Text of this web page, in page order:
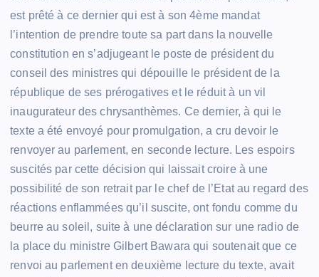
est prêté à ce dernier qui est à son 4ème mandat
l’intention de prendre toute sa part dans la nouvelle
constitution en s’adjugeant le poste de président du
conseil des ministres qui dépouille le président de la
république de ses prérogatives et le réduit à un vil
inaugurateur des chrysanthèmes. Ce dernier, à qui le
texte a été envoyé pour promulgation, a cru devoir le
renvoyer au parlement, en seconde lecture. Les espoirs
suscités par cette décision qui laissait croire à une
possibilité de son retrait par le chef de l’Etat au regard des
réactions enflammées qu’il suscite, ont fondu comme du
beurre au soleil, suite à une déclaration sur une radio de
la place du ministre Gilbert Bawara qui soutenait que ce
renvoi au parlement en deuxième lecture du texte, avait